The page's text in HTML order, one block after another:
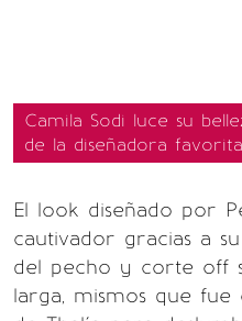
Camila Sodi luce su
de la diseñadora
El look diseñado por
cautivador gracias a
del pecho y corte off
larga, mismos que